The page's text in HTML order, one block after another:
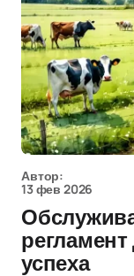
Автор:
13 фев 2026
успеха